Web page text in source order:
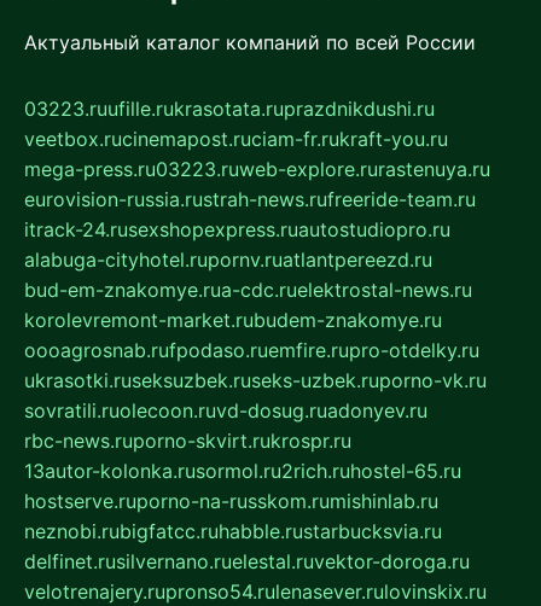
Актуальный каталог компаний по всей России
03223.ruufille.rukrasotata.ruprazdnikdushi.ru
veetbox.rucinemapost.ruciam-fr.rukraft-you.ru
mega-press.ru03223.ruweb-explore.rurastenuya.ru
eurovision-russia.rustrah-news.rufreeride-team.ru
itrack-24.rusexshopexpress.ruautostudiopro.ru
alabuga-cityhotel.rupornv.ruatlantpereezd.ru
bud-em-znakomye.rua-cdc.ruelektrostal-news.ru
korolevremont-market.rubudem-znakomye.ru
oooagrosnab.rufpodaso.ruemfire.rupro-otdelky.ru
ukrasotki.ruseksuzbek.ruseks-uzbek.ruporno-vk.ru
sovratili.ruolecoon.ruvd-dosug.ruadonyev.ru
rbc-news.ruporno-skvirt.rukrospr.ru
13autor-kolonka.rusormol.ru2rich.ruhostel-65.ru
hostserve.ruporno-na-russkom.rumishinlab.ru
neznobi.rubigfatcc.ruhabble.rustarbucksvia.ru
delfinet.rusilvernano.ruelestal.ruvektor-doroga.ru
velotrenajery.rupronso54.rulenasever.rulovinskix.ru